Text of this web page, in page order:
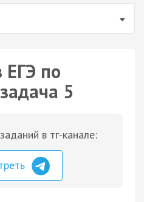
ЕГЭ по
5
в тг-канале: